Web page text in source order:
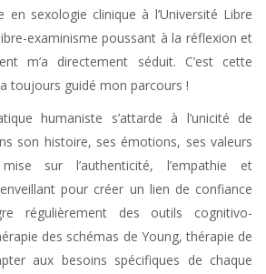
en sexologie clinique à l’Université Libre
examinisme poussant à la réflexion et
m’a directement séduit. C’est cette
toujours guidé mon parcours !
humaniste s’attarde à l’unicité de
son histoire, ses émotions, ses valeurs
sur l’authenticité, l’empathie et
pour créer un lien de confiance
régulièrement des outils cognitivo-
des schémas de Young, thérapie de
aux besoins spécifiques de chaque